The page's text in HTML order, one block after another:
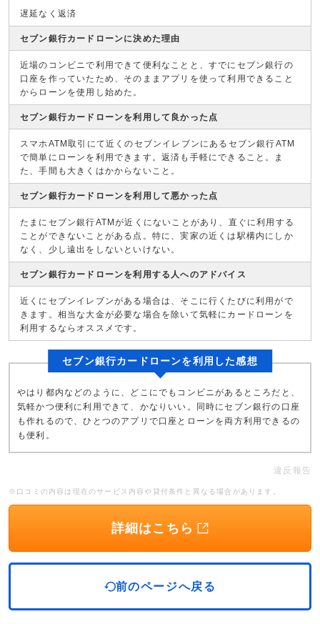
遅延なく返済
セブン銀行カードローンに決めた理由
近場のコンビニで利用できて便利なことと、すでにセブン銀行の
口座を作っていたため、そのままアプリを使って利用できること
からローンを使用し始めた。
セブン銀行カードローンを利用して良かった点
スマホATM取引にて近くのセブンイレブンにあるセブン銀行ATM
で簡単にローンを利用できます。返済も手軽にできること。ま
た、手間も大きくはかからないこと。
セブン銀行カードローンを利用して悪かった点
たまにセブン銀行ATMが近くにないことがあり、直ぐに利用する
ことができないことがある点。特に、実家の近くは駅構内にしか
なく、少し遠出をしないといけない。
セブン銀行カードローンを利用する人へのアドバイス
近くにセブンイレブンがある場合は、そこに行くたびに利用がで
きます。相当な大金が必要な場合を除いて気軽にカードローンを
利用するならオススメです。
セブン銀行カードローンを利用した感想
やはり都内などのように、どこにでもコンビニがあるところだと、
気軽かつ便利に利用できて、かなりいい。同時にセブン銀行の口座
も作れるので、ひとつのアプリで口座とローンを両方利用できるの
も便利。
違反報告
※口コミの内容は現在のサービス内容や貸付条件と異なる場合があります。
詳細はこちら
前のページへ戻る